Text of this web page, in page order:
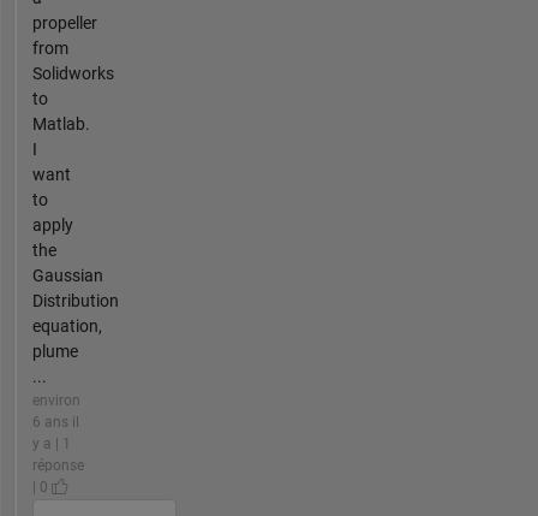
propeller
from
Solidworks
to
Matlab.
I
want
to
apply
the
Gaussian
Distribution
equation,
plume
...
environ
6 ans il
y a | 1
réponse
| 0